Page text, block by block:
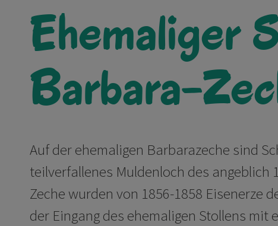
Ehemaliger
Barbara-
Auf der ehemaligen Barbarazeche sind
teilverfallenes Muldenloch des angeblich
Zeche wurden von 1856-1858 Eisenerze
der Eingang des ehemaligen Stollens mit